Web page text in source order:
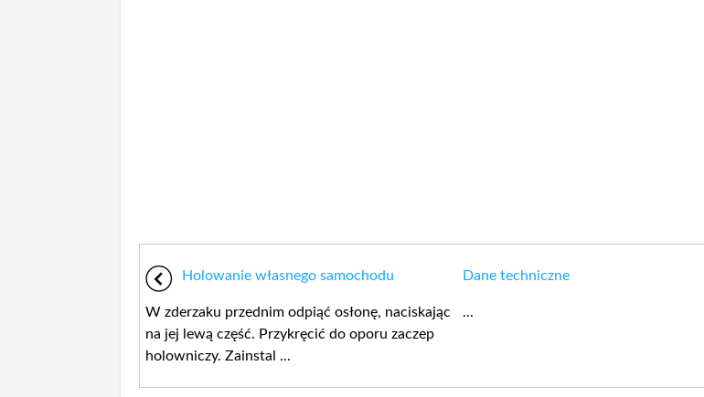
Holowanie własnego samochodu
W zderzaku przednim odpiąć osłonę, naciskając
na jej lewą część. Przykręcić do oporu zaczep
holowniczy. Zainstal ...
Dane techniczne
...